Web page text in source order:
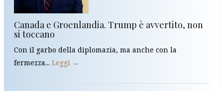
Canada e Groenlandia. Trump è avvertito, non
si toccano
Con il garbo della diplomazia, ma anche con la
fermezza... Leggi →